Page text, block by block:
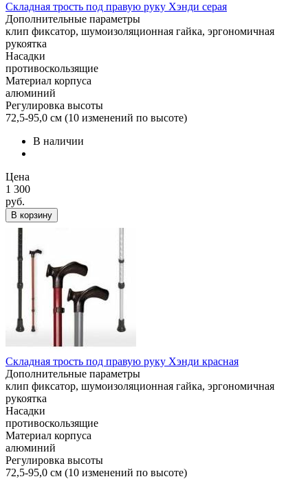
Складная трость под правую руку Хэнди серая
Дополнительные параметры
клип фиксатор, шумоизоляционная гайка, эргономичная
рукоятка
Насадки
противоскользящие
Материал корпуса
алюминий
Регулировка высоты
72,5-95,0 см (10 изменений по высоте)
В наличии
Цена
1 300
руб.
В корзину
Складная трость под правую руку Хэнди красная
Дополнительные параметры
клип фиксатор, шумоизоляционная гайка, эргономичная
рукоятка
Насадки
противоскользящие
Материал корпуса
алюминий
Регулировка высоты
72,5-95,0 см (10 изменений по высоте)